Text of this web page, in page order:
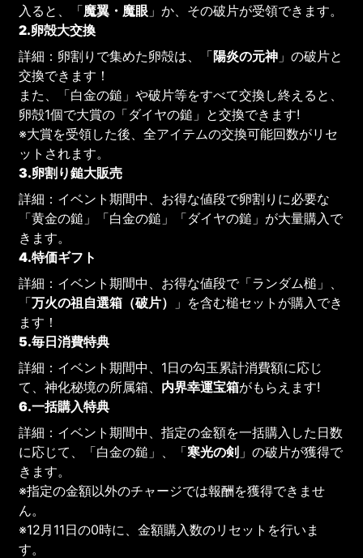
入ると、「魔翼・魔眼 」か、その破片が受領できます。
2.卵殻大交換
詳細：卵割りで集めた卵殻は、「陽炎の元神 」の破片と
交換できます！
また、「白金の鎚」や破片等をすべて交換し終えると、
卵殻1個で大賞の「ダイヤの鎚」と交換できます!
※大賞を受領した後、全アイテムの交換可能回数がリセ
ットされます。
3.卵割り鎚大販売
詳細：イベント期間中、お得な値段で卵割りに必要な
「黄金の鎚」「白金の鎚」「ダイヤの鎚」が大量購入で
きます。
4.特価ギフト
詳細：イベント期間中、お得な値段で「ランダム槌」、
「万火の祖自選箱（破片）
」を含む槌セットが購入でき
ます！
5.毎日消費特典
詳細：イベント期間中、1日の勾玉累計消費額に応じ
て、神化秘境の所属箱、 内界幸運宝箱がもらえます!
6.一括購入特典
詳細：イベント期間中、指定の金額を一括購入した日数
に応じて、「白金の鎚」、「寒光の剣 」の破片が獲得で
きます。
※指定の金額以外のチャージでは報酬を獲得できませ
ん。
※12月11日の0時に、金額購入数のリセットを行いま
す。